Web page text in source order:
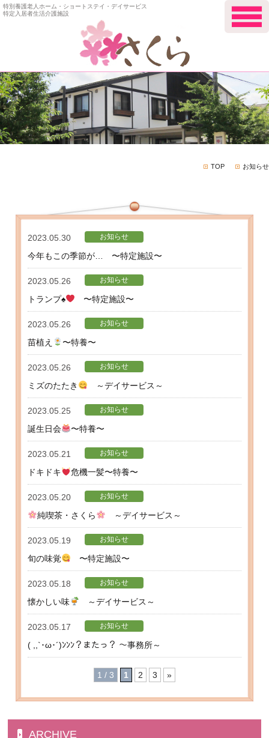
特別養護老人ホーム・ショートステイ・デイサービス
特定入居者生活介護施設
TOP お知らせ
2023.05.30 お知らせ
今年もこの季節が… 〜特定施設〜
2023.05.26 お知らせ
トランプ♠️ 〜特定施設〜
2023.05.26 お知らせ
苗植え 〜特養〜
2023.05.26 お知らせ
ミズのたたき ～デイサービス～
2023.05.25 お知らせ
誕生日会 〜特養〜
2023.05.21 お知らせ
ドキドキ 危機一髪〜特養〜
2023.05.20 お知らせ
純喫茶・さくら ～デイサービス～
2023.05.19 お知らせ
旬の味覚 〜特定施設〜
2023.05.18 お知らせ
懐かしい味 ～デイサービス～
2023.05.17 お知らせ
( ,,`･ω･´)ﾝﾝﾝ？またっ？ ～事務所～
1 / 3 1 2 3 »
ARCHIVE